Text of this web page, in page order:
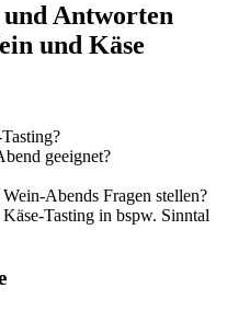
Antworten
und Käse
geeignet?
Abends Fragen stellen?
Tasting in bspw. Sinntal